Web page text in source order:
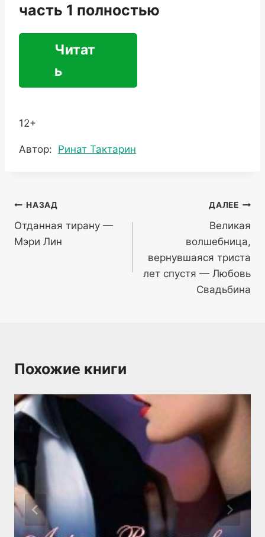
часть 1 полностью
Читат
ь
12+
Метки
Автор: Ринат Тактарин
Навигация
по
записям
НАЗАД
Отданная тирану —
Мэри Лин
ДАЛЕЕ
Великая
волшебница,
вернувшаяся триста
лет спустя — Любовь
Свадьбина
Похожие книги